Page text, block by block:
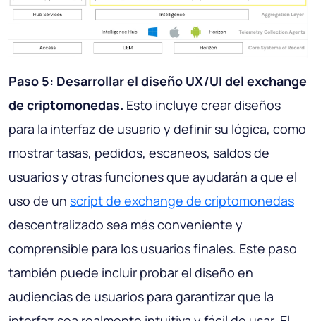
Paso 5: Desarrollar el diseño UX/UI del exchange
de criptomonedas. Esto incluye crear diseños
para la interfaz de usuario y definir su lógica, como
mostrar tasas, pedidos, escaneos, saldos de
usuarios y otras funciones que ayudarán a que el
uso de un script de exchange de criptomonedas
descentralizado sea más conveniente y
comprensible para los usuarios finales. Este paso
también puede incluir probar el diseño en
audiencias de usuarios para garantizar que la